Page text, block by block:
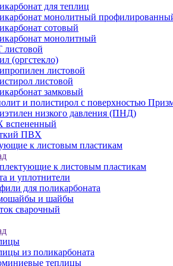
для теплиц
монолитный
сотовый
монолитный
(оргстекло)
листовой
листовой
замковый
и полистирол с поверхностью
низкого давления (ПНД)
ПВХ
к листовым пластикам
к листовым пластикам
и уплотнители
для поликарбоната
и шайбы
сварочный
из поликарбоната
теплицы